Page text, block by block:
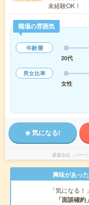
未経験OK！
職場の雰囲気
年齢層
20代
男女比率
女性
気になる!
派遣会社 パー
興味があっ
「気になる
「面談確約」